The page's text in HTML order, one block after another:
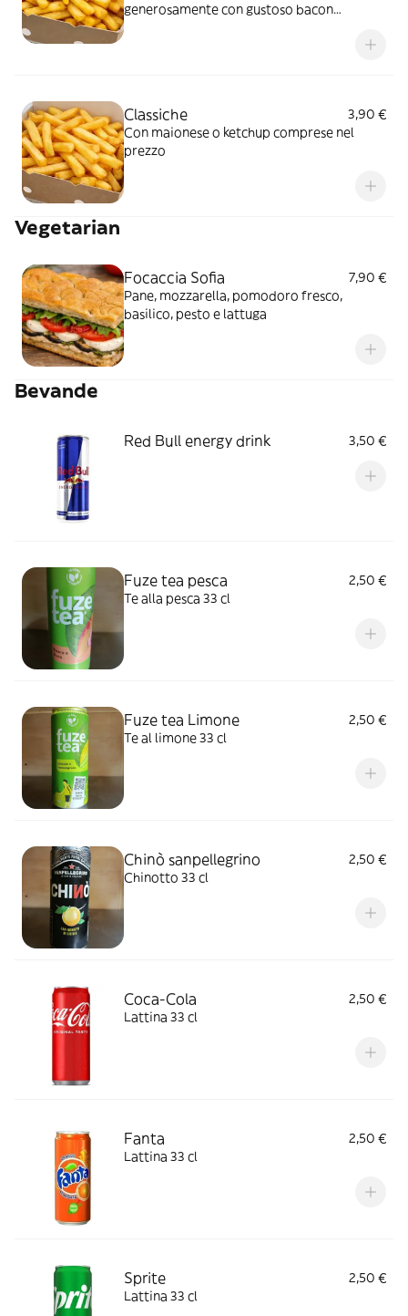
generosamente con gustoso bacon
Classiche
3,90 €
Con maionese o ketchup comprese nel
prezzo
Vegetarian
Focaccia Sofia
7,90 €
Pane, mozzarella, pomodoro fresco,
basilico, pesto e lattuga
Bevande
Red Bull energy drink 3,50 €
Fuze tea pesca
2,50 €
Te alla pesca 33 cl
Fuze tea Limone
2,50 €
Te al limone 33 cl
Chinò sanpellegrino
2,50 €
Chinotto 33 cl
Coca-Cola
2,50 €
Lattina 33 cl
Fanta
2,50 €
Lattina 33 cl
Sprite
2,50 €
Lattina 33 cl